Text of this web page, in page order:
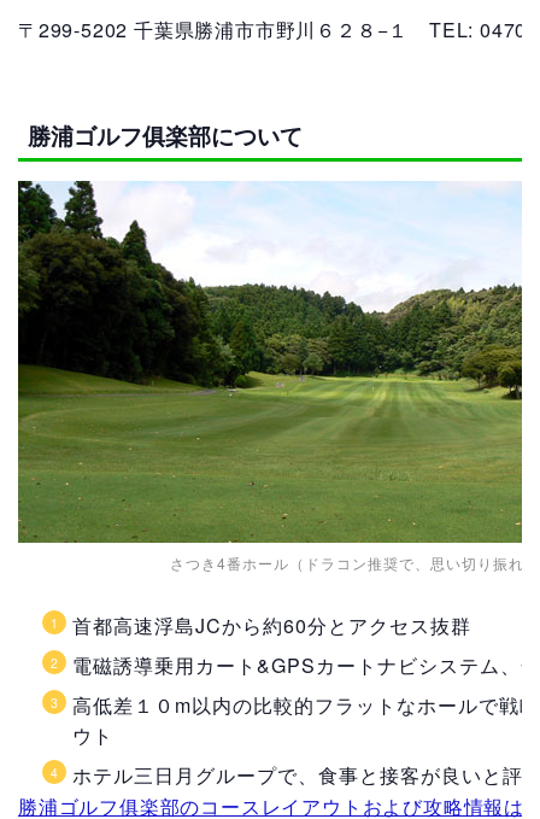
〒299-5202 千葉県勝浦市市野川６２８−１ TEL:
勝浦ゴルフ俱楽部について
さつき4番ホール（ドラコン推奨で、思い切り振れ
首都高速浮島JCから約60分とアクセス抜群
電磁誘導乗用カート&GPSカートナビシステム、
高低差１０m以内の比較的フラットなホールで戦
ウト
ホテル三日月グループで、食事と接客が良いと評
勝浦ゴルフ俱楽部のコースレイアウトおよび攻略情報は